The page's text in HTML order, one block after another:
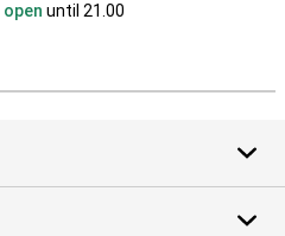
open until 21.00